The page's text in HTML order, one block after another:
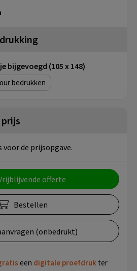
bijgevoegd (105 x 148)
de prijsopgave.
offerte
Bestellen
(onbedrukt)
een digitale proefdruk ter